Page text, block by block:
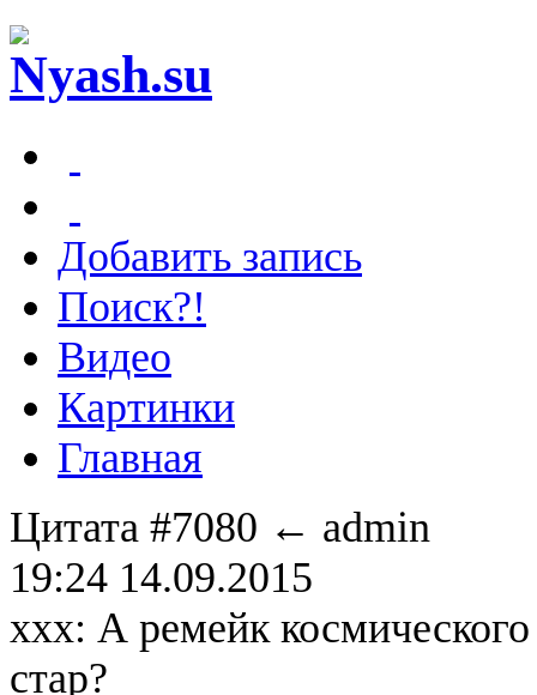
Добавить запись
Поиск?!
Видео
Картинки
Главная
Цитата #7080 ← admin
19:24 14.09.2015
ххх: А ремейк
стар?